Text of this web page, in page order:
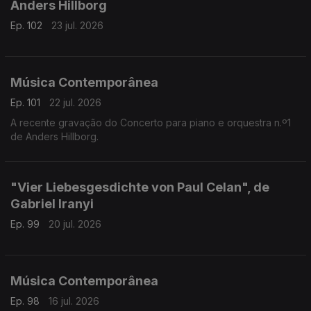
Anders Hillborg
Ep. 102 23 jul. 2026
Música Contemporânea
Ep. 101
22 jul. 2026
A recente gravação do Concerto para piano e orquestra n.º1
de Anders Hillborg.
"Vier Liebesgesdichte von Paul Celan", de
Gabriel Iranyi
Ep. 99 20 jul. 2026
Música Contemporânea
Ep. 98 16 jul. 2026